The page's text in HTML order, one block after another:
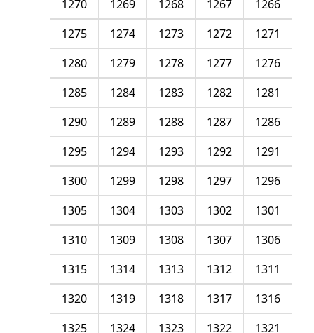
1266
1267
1268
1269
1270
1271
1272
1273
1274
1275
1276
1277
1278
1279
1280
1281
1282
1283
1284
1285
1286
1287
1288
1289
1290
1291
1292
1293
1294
1295
1296
1297
1298
1299
1300
1301
1302
1303
1304
1305
1306
1307
1308
1309
1310
1311
1312
1313
1314
1315
1316
1317
1318
1319
1320
1321
1322
1323
1324
1325